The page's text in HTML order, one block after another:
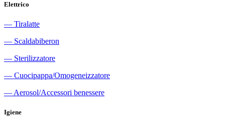
Elettrico
― Tiralatte
― Scaldabiberon
― Sterilizzatore
― Cuocipappa/Omogeneizzatore
― Aerosol/Accessori benessere
Igiene